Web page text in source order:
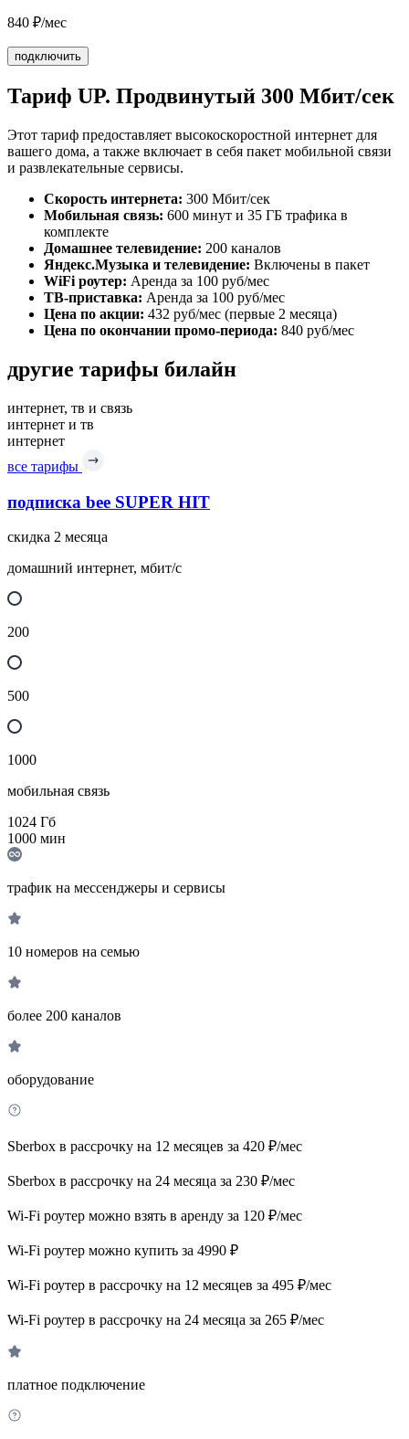
840 ₽/мес
подключить
Тариф UP. Продвинутый 300 Мбит/сек
Этот тариф предоставляет высокоскоростной интернет для
вашего дома, а также включает в себя пакет мобильной связи
и развлекательные сервисы.
Скорость интернета: 300 Мбит/сек
Мобильная связь: 600 минут и 35 ГБ трафика в
комплекте
Домашнее телевидение: 200 каналов
Яндекс.Музыка и телевидение: Включены в пакет
WiFi роутер: Аренда за 100 руб/мес
ТВ-приставка: Аренда за 100 руб/мес
Цена по акции: 432 руб/мес (первые 2 месяца)
Цена по окончании промо-периода: 840 руб/мес
другие тарифы билайн
интернет, тв и связь
интернет и тв
интернет
все тарифы
подписка bee SUPER HIT
скидка 2 месяца
домашний интернет, мбит/с
200
500
1000
мобильная связь
1024 Гб
1000 мин
трафик на мессенджеры и сервисы
10 номеров на семью
более 200 каналов
оборудование
Sberbox в рассрочку на 12 месяцев за 420 ₽/мес
Sberbox в рассрочку на 24 месяца за 230 ₽/мес
Wi-Fi роутер можно взять в аренду за 120 ₽/мес
Wi-Fi роутер можно купить за 4990 ₽
Wi-Fi роутер в рассрочку на 12 месяцев за 495 ₽/мес
Wi-Fi роутер в рассрочку на 24 месяца за 265 ₽/мес
платное подключение